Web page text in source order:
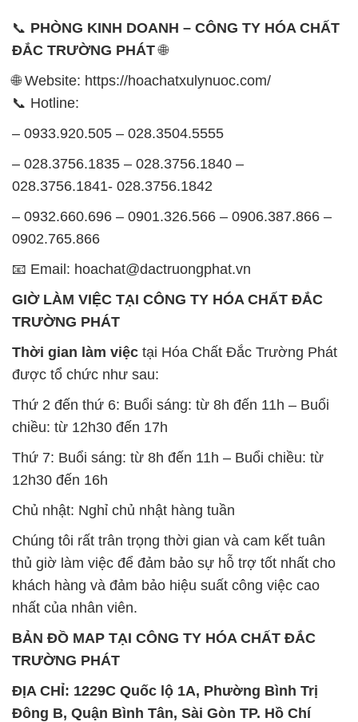
📞 PHÒNG KINH DOANH – CÔNG TY HÓA CHẤT
ĐẮC TRƯỜNG PHÁT🌐
🌐 Website: https://hoachatxulynuoc.com/
📞 Hotline:
– 0933.920.505 – 028.3504.5555
– 028.3756.1835 – 028.3756.1840 –
028.3756.1841- 028.3756.1842
– 0932.660.696 – 0901.326.566 – 0906.387.866 –
0902.765.866
📧 Email: hoachat@dactruongphat.vn
GIỜ LÀM VIỆC TẠI CÔNG TY HÓA CHẤT ĐẮC
TRƯỜNG PHÁT
Thời gian làm việc tại Hóa Chất Đắc Trường Phát
được tổ chức như sau:
Thứ 2 đến thứ 6: Buổi sáng: từ 8h đến 11h – Buổi
chiều: từ 12h30 đến 17h
Thứ 7: Buổi sáng: từ 8h đến 11h – Buổi chiều: từ
12h30 đến 16h
Chủ nhật: Nghỉ chủ nhật hàng tuần
Chúng tôi rất trân trọng thời gian và cam kết tuân
thủ giờ làm việc để đảm bảo sự hỗ trợ tốt nhất cho
khách hàng và đảm bảo hiệu suất công việc cao
nhất của nhân viên.
BẢN ĐỒ MAP TẠI CÔNG TY HÓA CHẤT ĐẮC
TRƯỜNG PHÁT
ĐỊA CHỈ: 1229C Quốc lộ 1A, Phường Bình Trị
Đông B, Quận Bình Tân, Sài Gòn TP. Hồ Chí